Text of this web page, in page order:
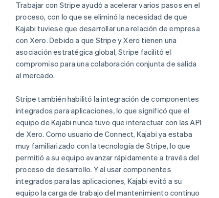
Trabajar con Stripe ayudó a acelerar varios pasos en el
proceso, con lo que se eliminó la necesidad de que
Kajabi tuviese que desarrollar una relación de empresa
con Xero. Debido a que Stripe y Xero tienen una
asociación estratégica global, Stripe facilitó el
compromiso para una colaboración conjunta de salida
al mercado.
Stripe también habilitó la integración de componentes
integrados para aplicaciones, lo que significó que el
equipo de Kajabi nunca tuvo que interactuar con las API
de Xero. Como usuario de Connect, Kajabi ya estaba
muy familiarizado con la tecnología de Stripe, lo que
permitió a su equipo avanzar rápidamente a través del
proceso de desarrollo. Y al usar componentes
integrados para las aplicaciones, Kajabi evitó a su
equipo la carga de trabajo del mantenimiento continuo